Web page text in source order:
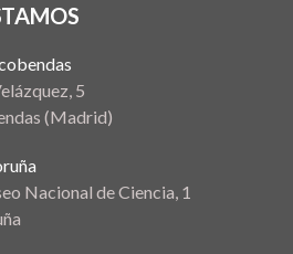
5
(Madrid)
Nacional de Ciencia, 1